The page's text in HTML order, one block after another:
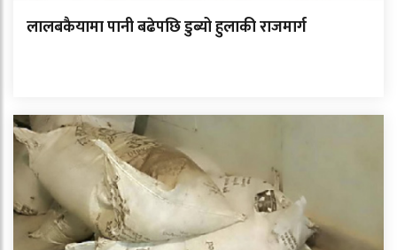
लालबकैयामा पानी बढेपछि डुब्यो हुलाकी राजमार्ग